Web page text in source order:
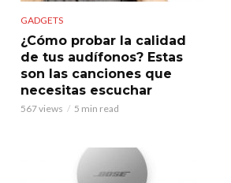
GADGETS
¿Cómo probar la calidad
de tus audífonos? Estas
son las canciones que
necesitas escuchar
567 views 5 min read